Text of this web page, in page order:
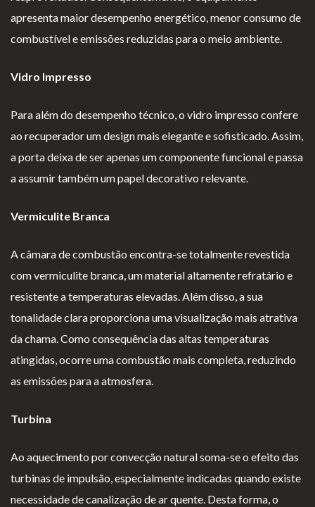
apresenta maior desempenho energético, menor consumo de
combustível e emissões reduzidas para o meio ambiente.
Vidro Impresso
Para além do desempenho técnico, o vidro impresso confere
ao recuperador um design mais elegante e sofisticado. Assim,
a porta deixa de ser apenas um componente funcional e passa
a assumir também um papel decorativo relevante.
Vermiculite Branca
A câmara de combustão encontra-se totalmente revestida
com vermiculite branca, um material altamente refratário e
resistente a temperaturas elevadas. Além disso, a sua
tonalidade clara proporciona uma visualização mais atrativa
da chama. Como consequência das altas temperaturas
atingidas, ocorre uma combustão mais completa, reduzindo
as emissões para a atmosfera.
Turbina
Ao aquecimento por convecção natural soma-se o efeito das
turbinas de impulsão, especialmente indicadas quando existe
necessidade de canalização de ar quente. Desta forma, o